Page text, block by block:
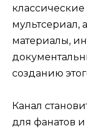
мультсериал,
материалы,
созданию
Канал
для фанатов и